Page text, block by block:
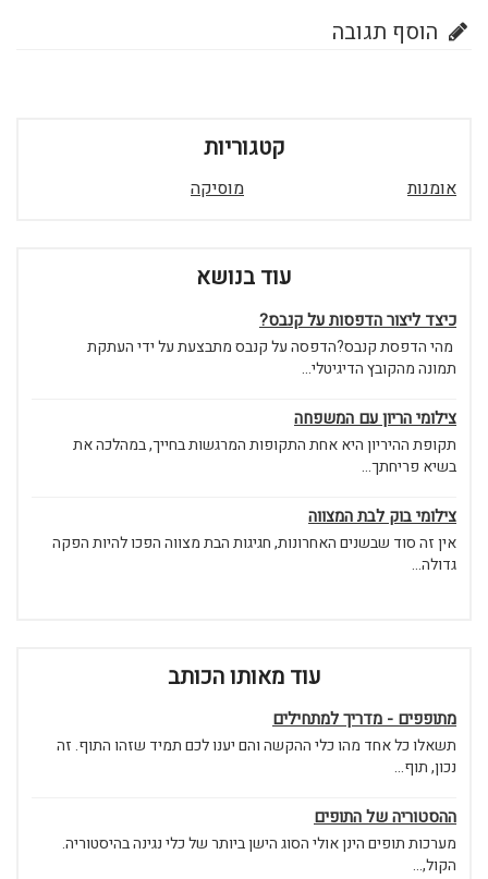
הוסף תגובה
קטגוריות
אומנות מוסיקה
עוד בנושא
כיצד ליצור הדפסות על קנבס?
מהי הדפסת קנבס?הדפסה על קנבס מתבצעת על ידי העתקת
תמונה מהקובץ הדיגיטלי...
צילומי הריון עם המשפחה
תקופת ההיריון היא אחת התקופות המרגשות בחייך, במהלכה את
בשיא פריחתך...
צילומי בוק לבת המצווה
אין זה סוד שבשנים האחרונות, חגיגות הבת מצווה הפכו להיות הפקה
גדולה...
עוד מאותו הכותב
מתופפים - מדריך למתחילים
תשאלו כל אחד מהו כלי ההקשה והם יענו לכם תמיד שזהו התוף. זה
נכון, תוף...
ההסטוריה של התופים
מערכות תופים הינן אולי הסוג הישן ביותר של כלי נגינה בהיסטוריה.
הקול,...